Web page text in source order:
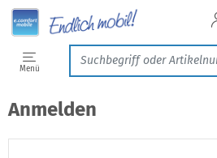
Menü
Anmelden